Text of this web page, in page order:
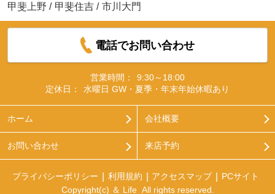
甲斐上野 / 甲斐住吉 / 市川大門
電話でお問い合わせ
営業時間：
9:30～18:00
定休日：
水曜日 GW・夏季・年末年始休暇あり
ホーム 会社概要
お問い合わせ 来店予約
プライバシーポリシー 利用規約 アクセスマップ
PCサイト
Copyright(c) ＆ Life All rights reserved.